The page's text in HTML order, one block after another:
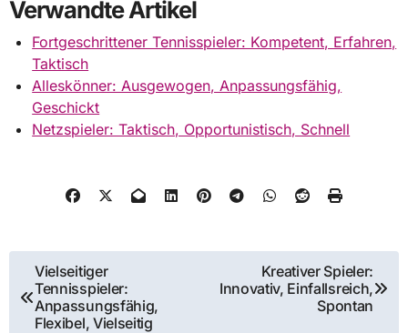
Verwandte Artikel
Fortgeschrittener Tennisspieler: Kompetent, Erfahren,
Taktisch
Alleskönner: Ausgewogen, Anpassungsfähig,
Geschickt
Netzspieler: Taktisch, Opportunistisch, Schnell
Post
navigation
Vielseitiger
Tennisspieler:
Anpassungsfähig,
Flexibel, Vielseitig
Kreativer Spieler:
Innovativ, Einfallsreich,
Spontan